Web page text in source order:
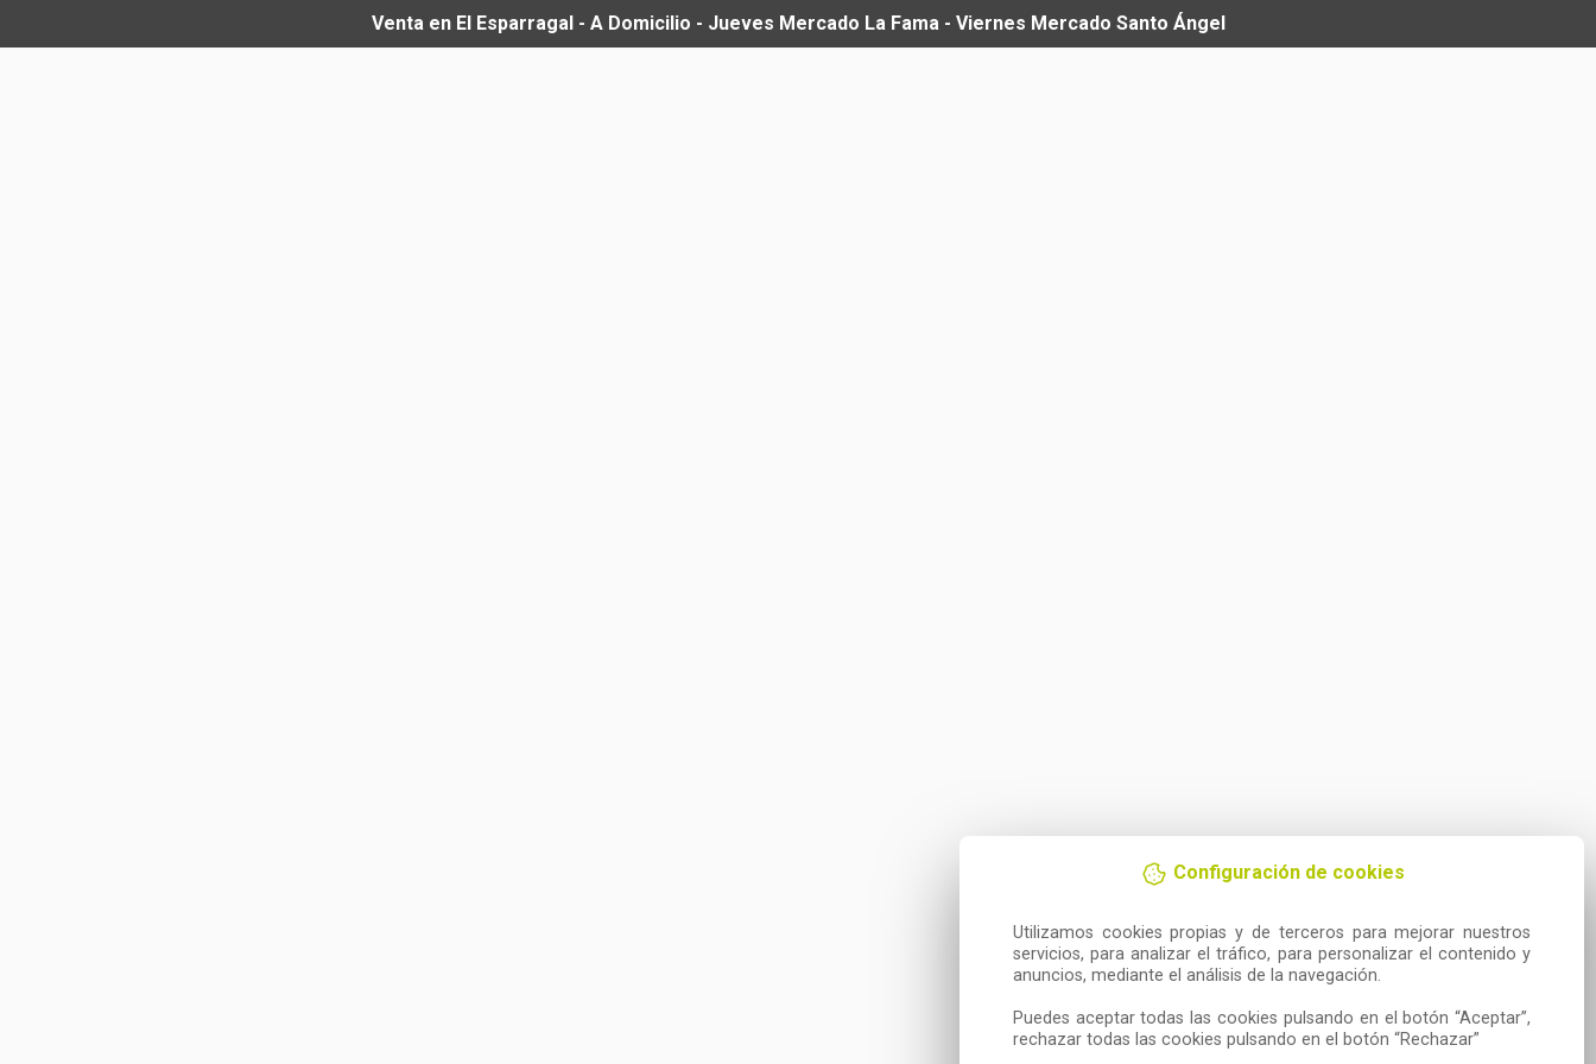
Configuración de cookies
Utilizamos cookies propias y de terceros para mejorar nuestros
servicios, para analizar el tráfico, para personalizar el contenido y
anuncios, mediante el análisis de la navegación.
Puedes aceptar todas las cookies pulsando en el botón “Aceptar”,
rechazar todas las cookies pulsando en el botón “Rechazar”
Venta en El Esparragal - A Domicilio - Jueves Mercado La Fama - Viernes Mercado Santo Ángel